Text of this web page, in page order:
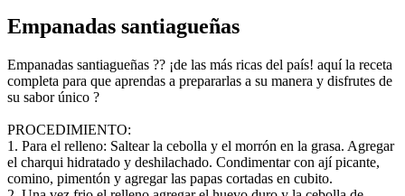
Empanadas santiagueñas
Empanadas santiagueñas ?? ¡de las más ricas del país! aquí la receta
completa para que aprendas a prepararlas a su manera y disfrutes de
su sabor único ?
PROCEDIMIENTO:
1. Para el relleno: Saltear la cebolla y el morrón en la grasa. Agregar
el charqui hidratado y deshilachado. Condimentar con ají picante,
comino, pimentón y agregar las papas cortadas en cubito.